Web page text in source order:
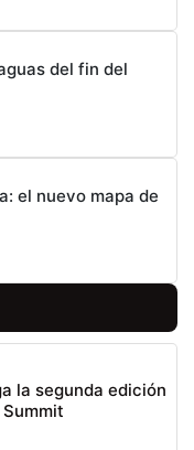
del fin del
el nuevo mapa de
la segunda edición